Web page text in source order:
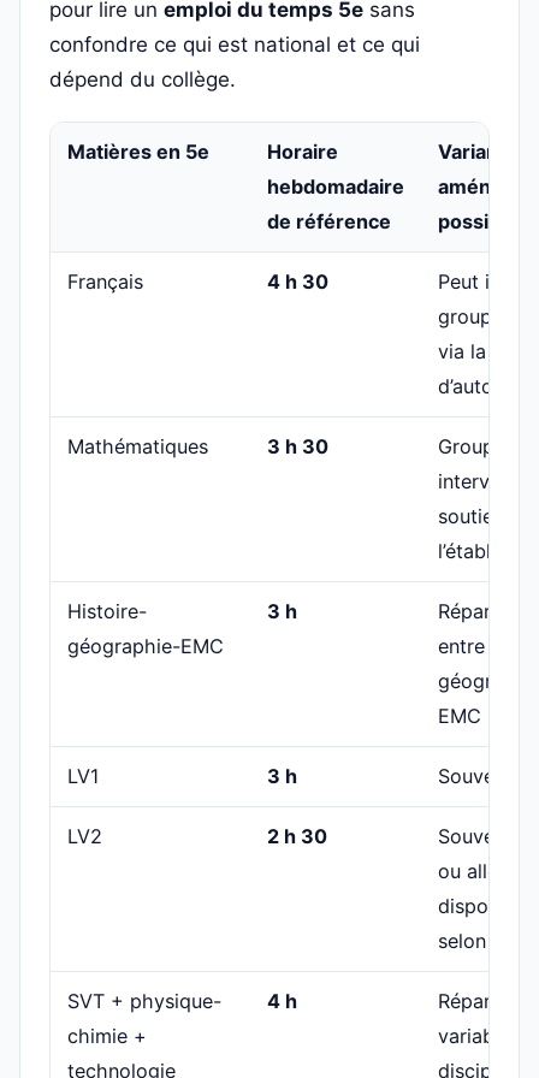
pour lire un emploi du temps 5e sans
confondre ce qui est national et ce qui
dépend du collège.
Matières en 5e
Horaire
hebdomadaire
de référence
Variantes
possibles
Français 4 h 30
Peut
groupes
via la
Mathématiques 3 h 30
Groupes,
soutien
Histoire-
géographie-EMC
3 h
entre
EMC
LV1 3 h Souvent
LV2 2 h 30 Souvent
ou
dispositif
selon
SVT + physique-
chimie +
technologie
4 h
Répartition
variable
disciplines